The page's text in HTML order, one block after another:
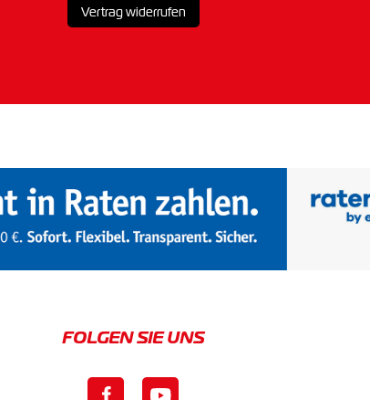
Vertrag widerrufen